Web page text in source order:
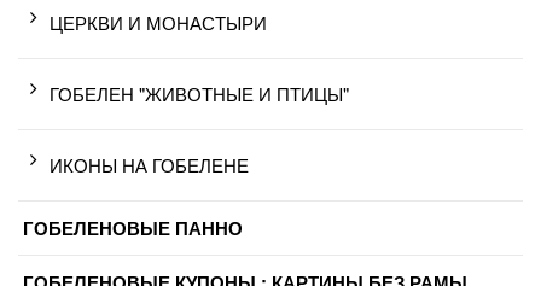
ЦЕРКВИ И МОНАСТЫРИ
ГОБЕЛЕН "ЖИВОТНЫЕ И ПТИЦЫ"
ИКОНЫ НА ГОБЕЛЕНЕ
ГОБЕЛЕНОВЫЕ ПАННО